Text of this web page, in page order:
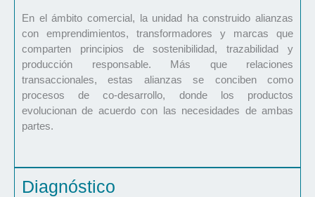
En el ámbito comercial, la unidad ha construido alianzas
con emprendimientos, transformadores y marcas que
comparten principios de sostenibilidad, trazabilidad y
producción responsable. Más que relaciones
transaccionales, estas alianzas se conciben como
procesos de co-desarrollo, donde los productos
evolucionan de acuerdo con las necesidades de ambas
partes.
Diagnóstico